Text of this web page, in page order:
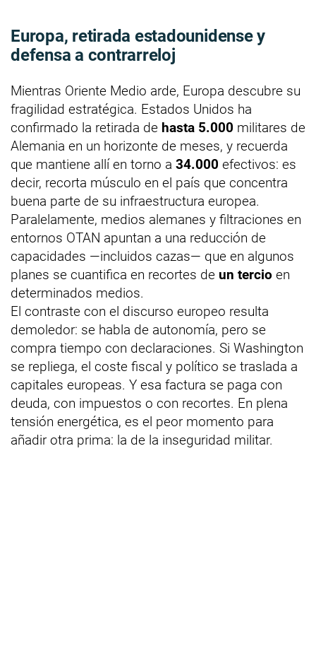
Europa, retirada estadounidense y
defensa a contrarreloj
Mientras Oriente Medio arde, Europa descubre su
fragilidad estratégica. Estados Unidos ha
confirmado la retirada de hasta 5.000 militares de
Alemania en un horizonte de meses, y recuerda
que mantiene allí en torno a 34.000 efectivos: es
decir, recorta músculo en el país que concentra
buena parte de su infraestructura europea.
Paralelamente, medios alemanes y filtraciones en
entornos OTAN apuntan a una reducción de
capacidades —incluidos cazas— que en algunos
planes se cuantifica en recortes de un tercio en
determinados medios.
El contraste con el discurso europeo resulta
demoledor: se habla de autonomía, pero se
compra tiempo con declaraciones. Si Washington
se repliega, el coste fiscal y político se traslada a
capitales europeas. Y esa factura se paga con
deuda, con impuestos o con recortes. En plena
tensión energética, es el peor momento para
añadir otra prima: la de la inseguridad militar.